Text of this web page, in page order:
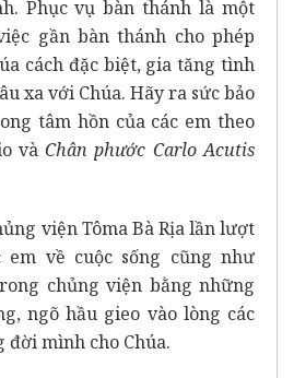
Phục vụ bàn thánh là một
gần bàn thánh cho phép
cách đặc biệt, gia tăng tình
xa với Chúa. Hãy ra sức bảo
tâm hồn của các em theo
vàChân phước Carlo Acutis
viện Tôma Bà Rịa lần lượt
về cuộc sống cũng như
chủng viện bằng những
ngõ hầu gieo vào lòng các
đời mình cho Chúa.